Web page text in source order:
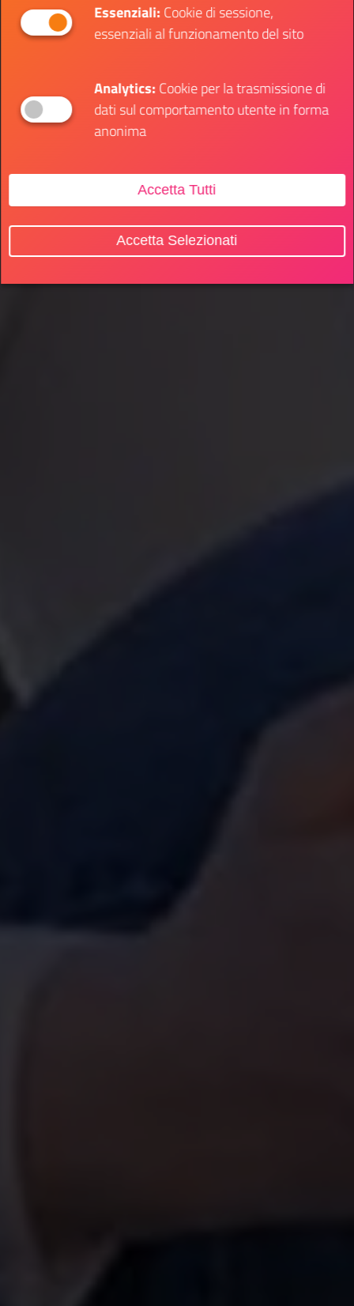
Essenziali:Cookie di sessione,
essenziali al funzionamento del sito
Analytics:Cookie per la trasmissione di
dati sul comportamento utente in forma
anonima
Accetta Tutti
Accetta Selezionati